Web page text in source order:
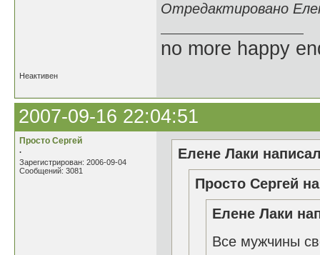
Отредактировано
no more happy
Неактивен
2007-09-16 22:04:51
Просто Сергей
.
Зарегистрирован: 2006-09-04
Сообщений: 3081
Елене Лаки
Просто Сергей
Елене Лаки
Все мужчины